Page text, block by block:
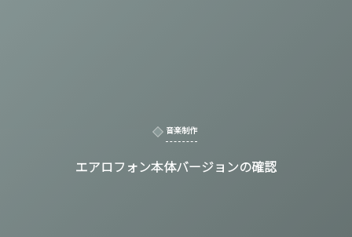
音楽制作
エアロフォン本体バージョンの確認